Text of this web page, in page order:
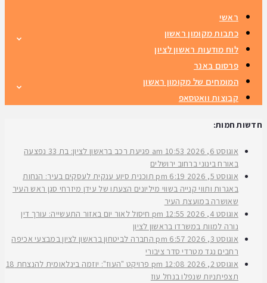
ראשי
כתבות מקומון ראשון
לוח מודעות ראשון לציון
פרסום באנר
המומחים של מקומון ראשון
קבוצות וואטסאפ
חדשות חמות:
אוגוסט 6, 2026 10:53 am
פגיעת רכב בראשון לציון: בת 33 נפצעה
באורח בינוני ברחוב ירושלים
אוגוסט 5, 2026
6:19 pm
תוכנית סיוע ענקית לעסקים בעיר: הנחות
באגרות ותווי קנייה בשווי מיליונים הצעתו של עידן מיזרחי סגן ראש העיר
שאושרה במועצת העיר
אוגוסט 4, 2026
12:55 pm
חיסול לאור יום באזור התעשייה: עורך דין
נורה למוות במשרדו בראשון לציון
אוגוסט 3, 2026
6:57 pm
החברה לביטחון בראשון לציון במבצעי אכיפה
רחבים נגד מטרדי סדר ציבורי
אוגוסט 2, 2026
12:08 pm
פרויקט "העוז": יוזמה בינלאומית להנצחת 18
תצפיתניות שנפלו בנחל עוז